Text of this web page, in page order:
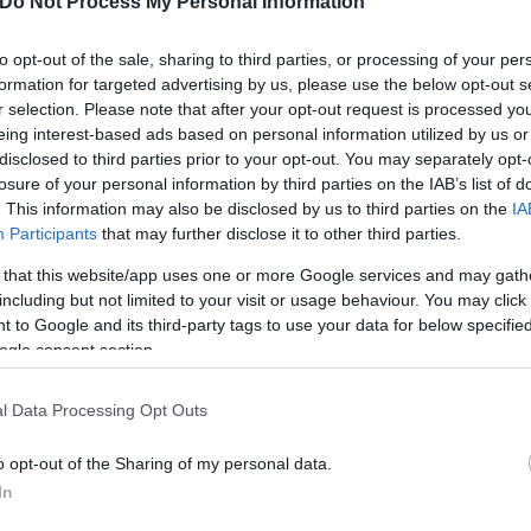
opt-out of the sale, sharing to third parties, or processing of your
for targeted advertising by us, please use the below opt-out
selection. Please note that after your opt-out request is processed
interest-based ads based on personal information utilized by us
to third parties prior to your opt-out. You may separately
of your personal information by third parties on the IAB’s list of
This information may also be disclosed by us to third parties on the
Participants that may further disclose it to other third parties.
that this website/app uses one or more Google services and may
but not limited to your visit or usage behaviour. You may
to Google and its third-party tags to use your data for below
consent section.
Data Processing Opt Outs
opt-out of the Sharing of my personal data.
και στο Αιγαίο 5 με 7 μποφόρ.
τους 33 με 34, τοπικά στα ανατολικά και
ανατολική νησιωτική χώρα θα κυμανθεί από